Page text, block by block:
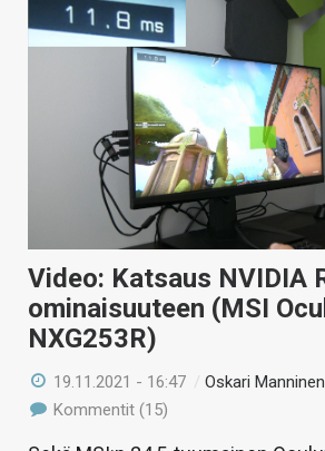
Video: Katsaus NVIDIA
ominaisuuteen (MSI
NXG253R)
19.11.2021 - 16:47 /Oskari Manninen
Kommentit (15)